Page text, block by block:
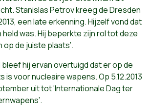
Stanislas Petrov kreeg de Dresden
een late erkenning. Hijzelf vond dat
held was. Hij beperkte zijn rol tot deze
op de juiste plaats’.
hij ervan overtuigd dat er op de
is voor nucleaire wapens. Op 5.12.2013
uit tot ‘Internationale Dag ter